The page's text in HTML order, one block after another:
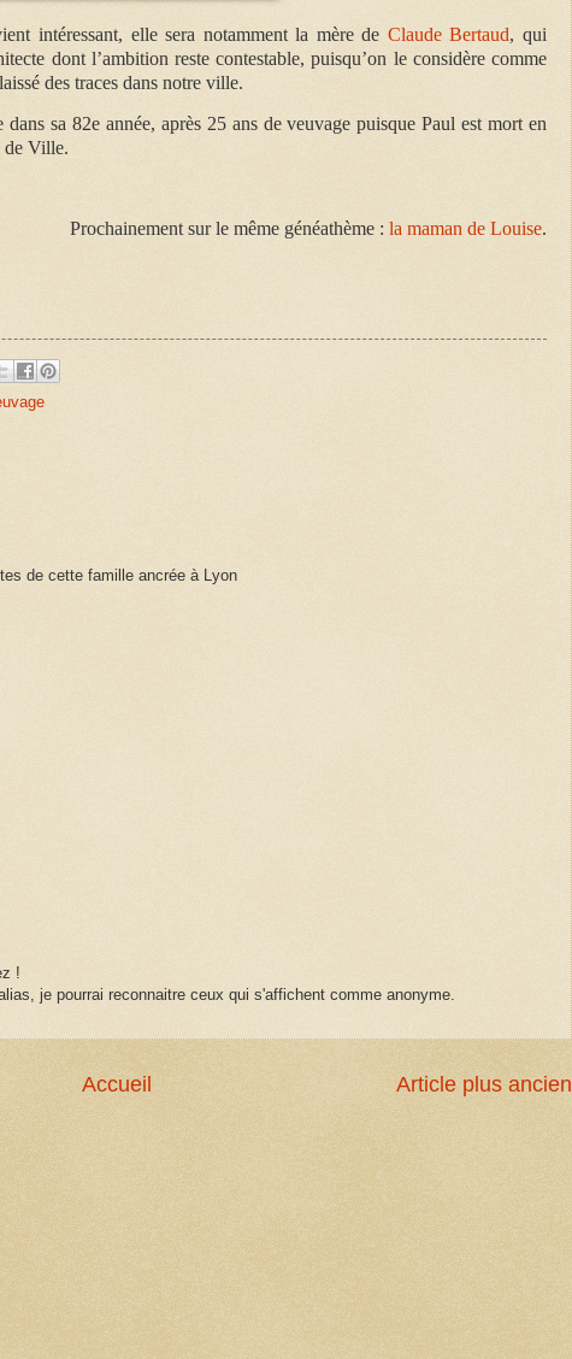
intéressant, elle sera notamment la mère de Claude Bertaud, qui
dont l’ambition reste contestable, puisqu’on le considère comme
des traces dans notre ville.
sa 82e année, après 25 ans de veuvage puisque Paul est mort en
de Ville.
Prochainement sur le même généathème : la maman de Louise.
de cette famille ancrée à Lyon
!
je pourrai reconnaitre ceux qui s'affichent comme anonyme.
Article plus ancien
Accueil